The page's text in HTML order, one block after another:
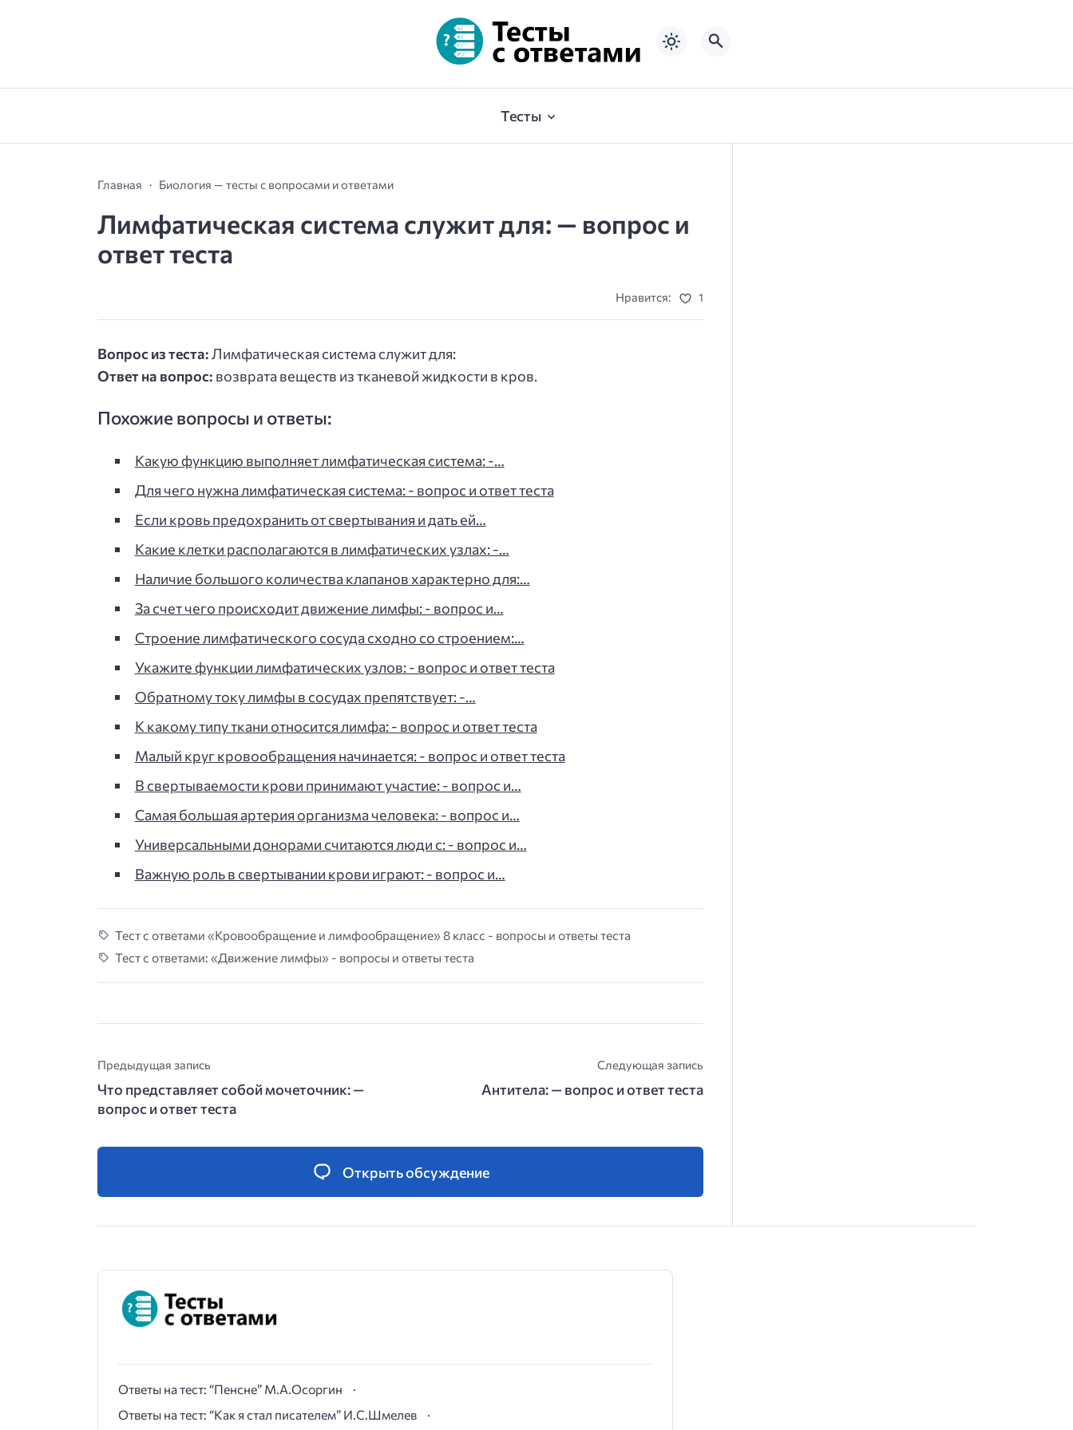
Тесты
Главная Биология — тесты с вопросами и ответами
Лимфатическая система служит для: — вопрос и
ответ теста
Нравится: 1
Вопрос из теста:Лимфатическая система служит для:
Ответ на вопрос: возврата веществ из тканевой жидкости в кров.
Похожие вопросы и ответы:
Какую функцию выполняет лимфатическая система: -…
Для чего нужна лимфатическая система: - вопрос и ответ теста
Если кровь предохранить от свертывания и дать ей…
Какие клетки располагаются в лимфатических узлах: -…
Наличие большого количества клапанов характерно для:…
За счет чего происходит движение лимфы: - вопрос и…
Строение лимфатического сосуда сходно со строением:…
Укажите функции лимфатических узлов: - вопрос и ответ теста
Обратному току лимфы в сосудах препятствует: -…
К какому типу ткани относится лимфа: - вопрос и ответ теста
Малый круг кровообращения начинается: - вопрос и ответ теста
В свертываемости крови принимают участие: - вопрос и…
Самая большая артерия организма человека: - вопрос и…
Универсальными донорами считаются люди с: - вопрос и…
Важную роль в свертывании крови играют: - вопрос и…
Тест с ответами «Кровообращение и лимфообращение» 8 класс - вопросы и ответы теста
Тест с ответами: «Движение лимфы» - вопросы и ответы теста
Предыдущая запись
Что представляет собой мочеточник: —
вопрос и ответ теста
Следующая запись
Антитела: — вопрос и ответ теста
Открыть обсуждение
Ответы на тест: “Пенсне” М.А.Осоргин
Ответы на тест: “Как я стал писателем” И.С.Шмелев